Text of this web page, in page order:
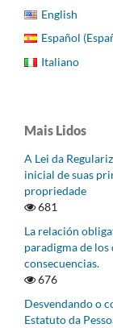
English
Español
Italiano
Mais Lidos
A Lei da
inicial de suas
propriedade
681
La relación
paradigma de los
consecuencias.
676
Desvendando o
Estatuto da